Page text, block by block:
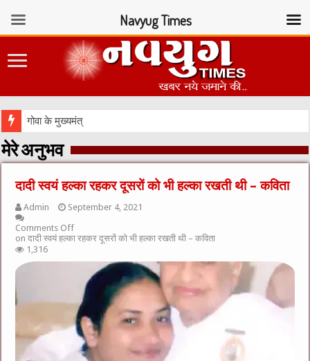
गोवा के मुख्यमंत्री बोले – राष्ट्र
मेरे अनुभव
दादी स्वयं हल्का रहकर दूसरों को भी हल्का रखती थी – कविता
Admin
September 4, 2021
Comments Off
on दादी स्वयं हल्का रहकर दूसरों को भी हल्का रखती थी – कविता
1,316
Navyug Times